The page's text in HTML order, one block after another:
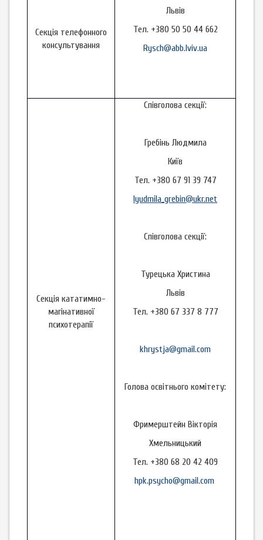
Секція телефонного
консультування
Львів
Тел. +380 50 50 44 662
Rysch@abb.lviv.ua
Секція кататимно-
магінативної
психотерапії
Співголова секції:
Гребінь Людмила
Київ
Тел. +380 67 91 39 747
lyudmila_grebin@ukr.net
Співголова секції:
Турецька Христина
Львів
Тел. +380 67 337 8 777
khrystja@gmail.com
Голова освітнього комітету:
Фримерштейн Вікторія
Хмельницький
Тел. +380 68 20 42 409
hpk.psycho@gmail.com